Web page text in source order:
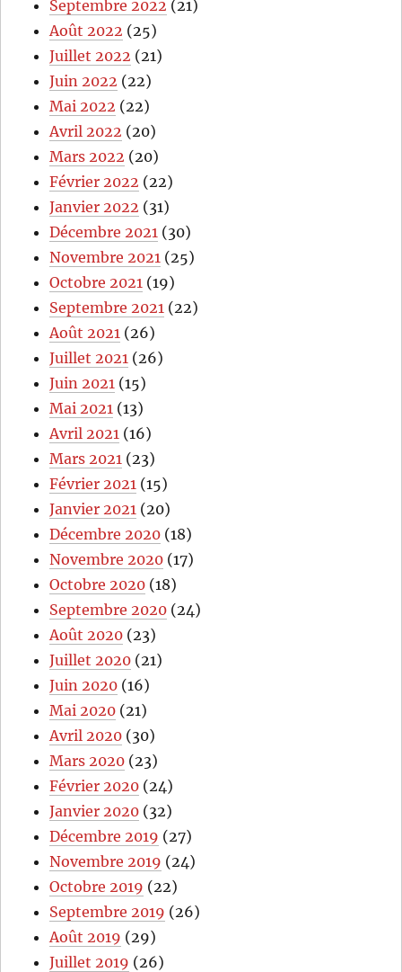
Septembre 2022 (21)
Août 2022 (25)
Juillet 2022 (21)
Juin 2022 (22)
Mai 2022 (22)
Avril 2022 (20)
Mars 2022 (20)
Février 2022 (22)
Janvier 2022 (31)
Décembre 2021 (30)
Novembre 2021 (25)
Octobre 2021 (19)
Septembre 2021 (22)
Août 2021 (26)
Juillet 2021 (26)
Juin 2021 (15)
Mai 2021 (13)
Avril 2021 (16)
Mars 2021 (23)
Février 2021 (15)
Janvier 2021 (20)
Décembre 2020 (18)
Novembre 2020 (17)
Octobre 2020 (18)
Septembre 2020 (24)
Août 2020 (23)
Juillet 2020 (21)
Juin 2020 (16)
Mai 2020 (21)
Avril 2020 (30)
Mars 2020 (23)
Février 2020 (24)
Janvier 2020 (32)
Décembre 2019 (27)
Novembre 2019 (24)
Octobre 2019 (22)
Septembre 2019 (26)
Août 2019 (29)
Juillet 2019 (26)